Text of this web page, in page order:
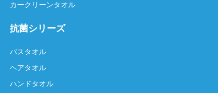
カークリーンタオル
抗菌シリーズ
バスタオル
ヘアタオル
ハンドタオル